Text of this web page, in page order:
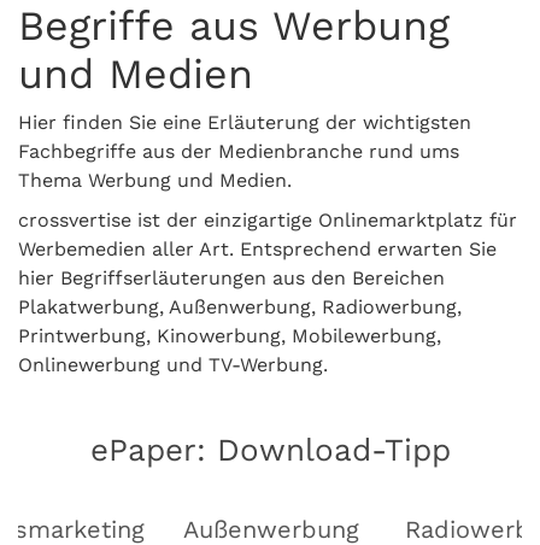
Begriffe aus Werbung
und Medien
Hier finden Sie eine Erläuterung der wichtigsten
Fachbegriffe aus der Medienbranche rund ums
Thema Werbung und Medien.
crossvertise ist der einzigartige Onlinemarktplatz für
Werbemedien aller Art. Entsprechend erwarten Sie
hier Begriffserläuterungen aus den Bereichen
Plakatwerbung, Außenwerbung, Radiowerbung,
Printwerbung, Kinowerbung, Mobilewerbung,
Onlinewerbung und TV-Werbung.
ePaper: Download-Tipp
Außenwerbung